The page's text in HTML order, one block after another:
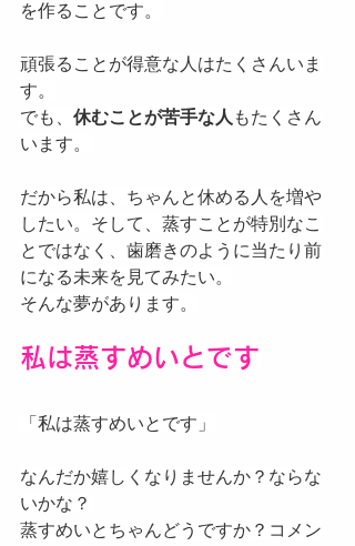
を作ることです。
頑張ることが得意な人はたくさんいま
す。
でも、 休むことが苦手な人 もたくさん
います。
だから私は、ちゃんと休める人を増や
したい。そして、蒸すことが特別なこ
とではなく、歯磨きのように当たり前
になる未来を見てみたい。
そんな夢があります。
私は蒸すめいとです
「私は蒸すめいとです」
なんだか嬉しくなりませんか？ならな
いかな？
蒸すめいとちゃんどうですか？コメン